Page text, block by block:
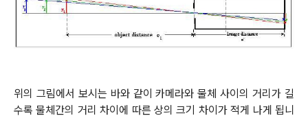
위의 그림에서 보시는 바와 같이 카메라와 물체 사이의 거리가 길
수록 물체간의 거리 차이에 따른 상의 크기 차이가 적게 나게 됩니